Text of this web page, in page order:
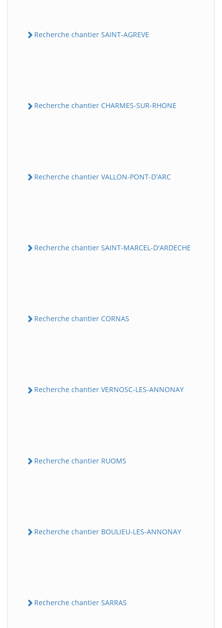
Recherche chantier SAINT-AGREVE
Recherche chantier CHARMES-SUR-RHONE
Recherche chantier VALLON-PONT-D'ARC
Recherche chantier SAINT-MARCEL-D'ARDECHE
Recherche chantier CORNAS
Recherche chantier VERNOSC-LES-ANNONAY
Recherche chantier RUOMS
Recherche chantier BOULIEU-LES-ANNONAY
Recherche chantier SARRAS